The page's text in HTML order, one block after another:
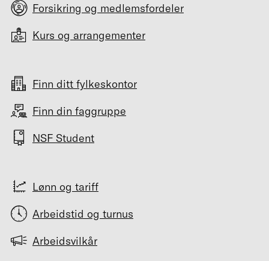
Forsikring og medlemsfordeler
Kurs og arrangementer
Finn ditt fylkeskontor
Finn din faggruppe
NSF Student
Lønn og tariff
Arbeidstid og turnus
Arbeidsvilkår